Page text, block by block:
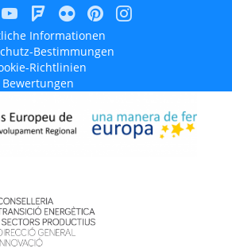
Informationen
Bestimmungen
Richtlinien
Bewertungen